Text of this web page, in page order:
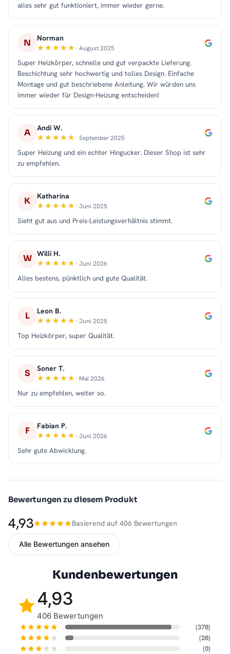
alles sehr gut funktioniert, immer wieder gerne.
N Norman
· August 2025
Super Heizkörper, schnelle und gut verpackte Lieferung.
Beschichtung sehr hochwertig und tolles Design. Einfache
Montage und gut beschriebene Anleitung. Wir würden uns
immer wieder für Design-Heizung entscheiden!
A Andi W.
· September 2025
Super Heizung und ein echter Hingucker. Dieser Shop ist sehr
zu empfehlen.
K Katharina
· Juni 2025
Sieht gut aus und Preis-Leistungsverhältnis stimmt.
W Willi H.
· Juni 2026
Alles bestens, pünktlich und gute Qualität.
L Leon B.
· Juni 2025
Top Heizkörper, super Qualität.
S Soner T.
· Mai 2026
Nur zu empfehlen, weiter so.
F Fabian P.
· Juni 2026
Sehr gute Abwicklung.
Bewertungen zu diesem Produkt
4,93 Basierend auf 406 Bewertungen
Alle Bewertungen ansehen
Kundenbewertungen
4,93
406 Bewertungen
(378)
(28)
(0)